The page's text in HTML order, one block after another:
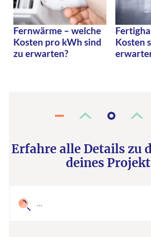
Fernwärme – welche
Kosten pro kWh sind
zu erwarten?
Kosten
Erfahre alle Details zu
deines